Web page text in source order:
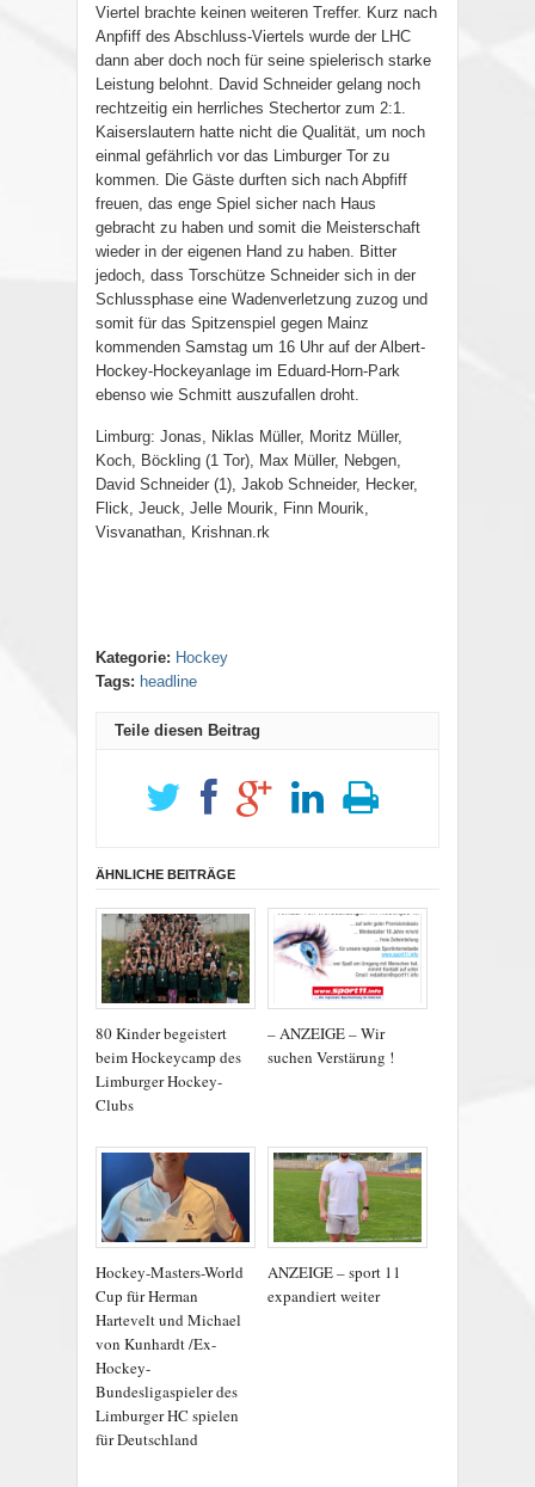
Viertel brachte keinen weiteren Treffer. Kurz nach
Anpfiff des Abschluss-Viertels wurde der LHC
dann aber doch noch für seine spielerisch starke
Leistung belohnt. David Schneider gelang noch
rechtzeitig ein herrliches Stechertor zum 2:1.
Kaiserslautern hatte nicht die Qualität, um noch
einmal gefährlich vor das Limburger Tor zu
kommen. Die Gäste durften sich nach Abpfiff
freuen, das enge Spiel sicher nach Haus
gebracht zu haben und somit die Meisterschaft
wieder in der eigenen Hand zu haben. Bitter
jedoch, dass Torschütze Schneider sich in der
Schlussphase eine Wadenverletzung zuzog und
somit für das Spitzenspiel gegen Mainz
kommenden Samstag um 16 Uhr auf der Albert-
Hockey-Hockeyanlage im Eduard-Horn-Park
ebenso wie Schmitt auszufallen droht.
Limburg: Jonas, Niklas Müller, Moritz Müller,
Koch, Böckling (1 Tor), Max Müller, Nebgen,
David Schneider (1), Jakob Schneider, Hecker,
Flick, Jeuck, Jelle Mourik, Finn Mourik,
Visvanathan, Krishnan.rk
Kategorie: Hockey
Tags: headline
Teile diesen Beitrag
ÄHNLICHE BEITRÄGE
80 Kinder begeistert
beim Hockeycamp des
Limburger Hockey-
Clubs
– ANZEIGE – Wir
suchen Verstärung !
Hockey-Masters-World
Cup für Herman
Hartevelt und Michael
von Kunhardt /Ex-
Hockey-
Bundesligaspieler des
Limburger HC spielen
für Deutschland
ANZEIGE – sport 11
expandiert weiter